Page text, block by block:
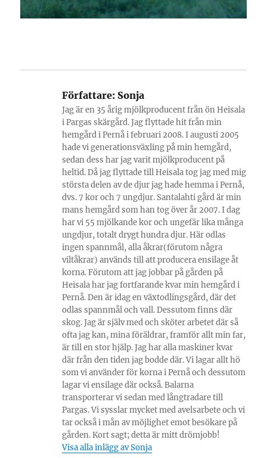
Författare: Sonja
Jag är en 35 årig mjölkproducent från ön Heisala
i Pargas skärgård. Jag flyttade hit från min
hemgård i Pernå i februari 2008. I augusti 2005
hade vi generationsväxling på min hemgård,
sedan dess har jag varit mjölkproducent på
heltid. Då jag flyttade till Heisala tog jag med mig
största delen av de djur jag hade hemma i Pernå,
dvs. 7 kor och 7 ungdjur. Santalahti gård är min
mans hemgård som han tog över år 2007. I dag
har vi 55 mjölkande kor och ungefär lika många
ungdjur, totalt drygt hundra djur. Här odlas
ingen spannmål, alla åkrar(förutom några
viltåkrar) används till att producera ensilage åt
korna. Förutom att jag jobbar på gården på
Heisala har jag fortfarande kvar min hemgård i
Pernå. Den är idag en växtodlingsgård, där det
odlas spannmål och vall. Dessutom finns där
skog. Jag är själv med och sköter arbetet där så
ofta jag kan, mina föräldrar, framför allt min far,
är till en stor hjälp. Jag har alla maskiner kvar
där från den tiden jag bodde där. Vi lagar allt hö
som vi använder för korna i Pernå och dessutom
lagar vi ensilage där också. Balarna
transporterar vi sedan med långtradare till
Pargas. Vi sysslar mycket med avelsarbete och vi
tar också i mån av möjlighet emot besökare på
gården. Kort sagt; detta är mitt drömjobb!
Visa alla inlägg av Sonja